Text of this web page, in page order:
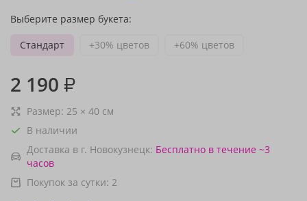
Выберите размер букета:
Стандарт
+30% цветов +60% цветов
2 190 ₽
Размер: 25 × 40 см
В наличии
Доставка в г. Новокузнецк: Бесплатно в течение ~3
часов
Покупок за сутки: 2